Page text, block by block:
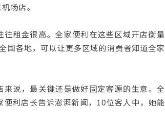
场店。
租金很高。全家便利在这些区域开店衡量
国各地，可以让更多区域的消费者知道全家
说，最关键还是做好固定客源的生意。全
利店长告诉澎湃新闻，10位客人中，她能